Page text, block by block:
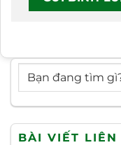
BÀI VIẾT LIÊN